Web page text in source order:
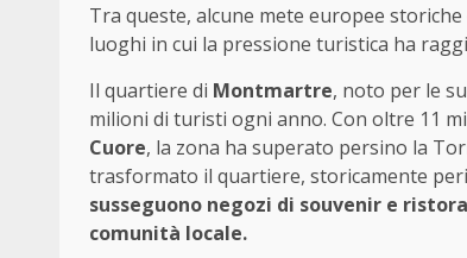
Tra queste, alcune mete europee
luoghi in cui la pressione turistica ha
Il quartiere di Montmartre, noto per le
milioni di turisti ogni anno. Con oltre 11
Cuore, la zona ha superato persino la
trasformato il quartiere, storicamente
susseguono negozi di souvenir e
comunità locale.